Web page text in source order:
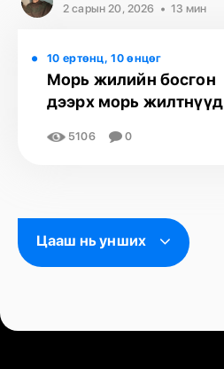
2 сарын 20, 2026
13 мин
10 ертөнц, 10 өнцөг
Морь жилийн босгон
дээрх морь жилтнүүд
5106 0
Цааш нь унших